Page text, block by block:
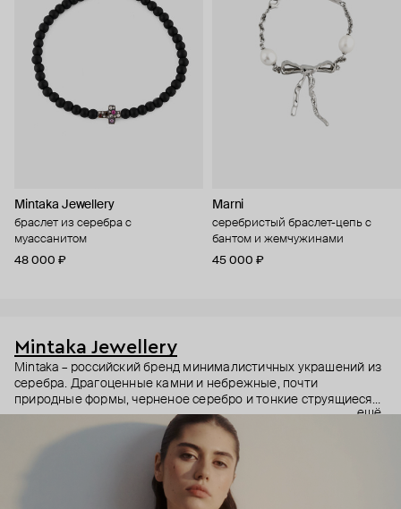
Mintaka Jewellery
браслет из серебра с
муассанитом
48 000 ₽
Marni
серебристый браслет-цепь с
бантом и жемчужинами
45 000 ₽
Mintaka Jewellery
Mintaka – российский бренд минималистичных украшений из
серебра. Драгоценные камни и небрежные, почти
природные формы, черненое серебро и тонкие струящиеся
цепи – в этих украшениях дизайнеры соединили силу и
нежность, авангардные детали и классический дизайн.
Какую часть вашего характера они подчеркнут? Выбор за
ещё